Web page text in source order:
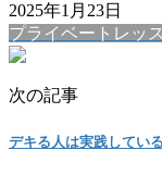
2025年1月23日
プライベートレッ
次の記事
デキる人は実践してい